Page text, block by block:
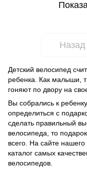
Назад
Детский велосипед
ребенка. Как малыши,
гоняют по двору на
Вы собрались к
определиться с
сделать правильный
велосипеда, то
всего. На сайте
каталог самых
велосипедов.